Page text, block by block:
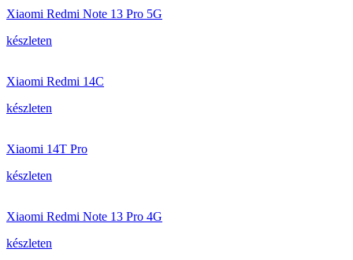
Xiaomi Redmi Note 13 Pro 5G
készleten
Xiaomi Redmi 14C
készleten
Xiaomi 14T Pro
készleten
Xiaomi Redmi Note 13 Pro 4G
készleten